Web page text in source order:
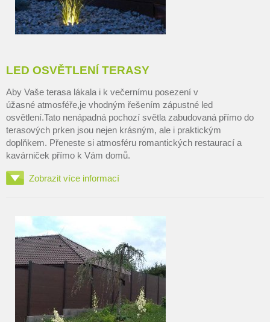
LED OSVĚTLENÍ TERASY
Aby Vaše terasa lákala i k večernímu posezení v
úžasné atmosféře,je vhodným řešením zápustné led
osvětlení.Tato nenápadná pochozí světla zabudovaná přímo do
terasových prken jsou nejen krásným, ale i praktickým
doplňkem. Přeneste si atmosféru romantických restaurací a
kavárniček přímo k Vám domů.
Zobrazit více informací